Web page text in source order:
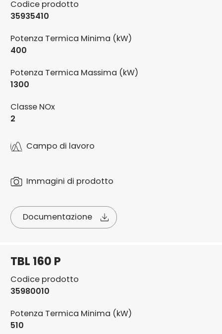
Codice prodotto
35935410
Potenza Termica Minima (kW)
400
Potenza Termica Massima (kW)
1300
Classe NOx
2
Campo di lavoro
Immagini di prodotto
Documentazione
TBL 160 P
Codice prodotto
35980010
Potenza Termica Minima (kW)
510